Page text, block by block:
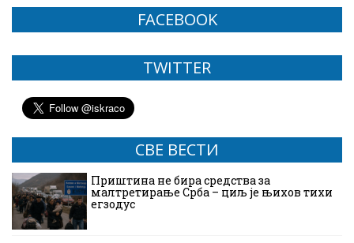
FACEBOOK
TWITTER
СВЕ ВЕСТИ
Приштина не бира средства за
малтретирање Срба – циљ је њихов тихи
егзодус